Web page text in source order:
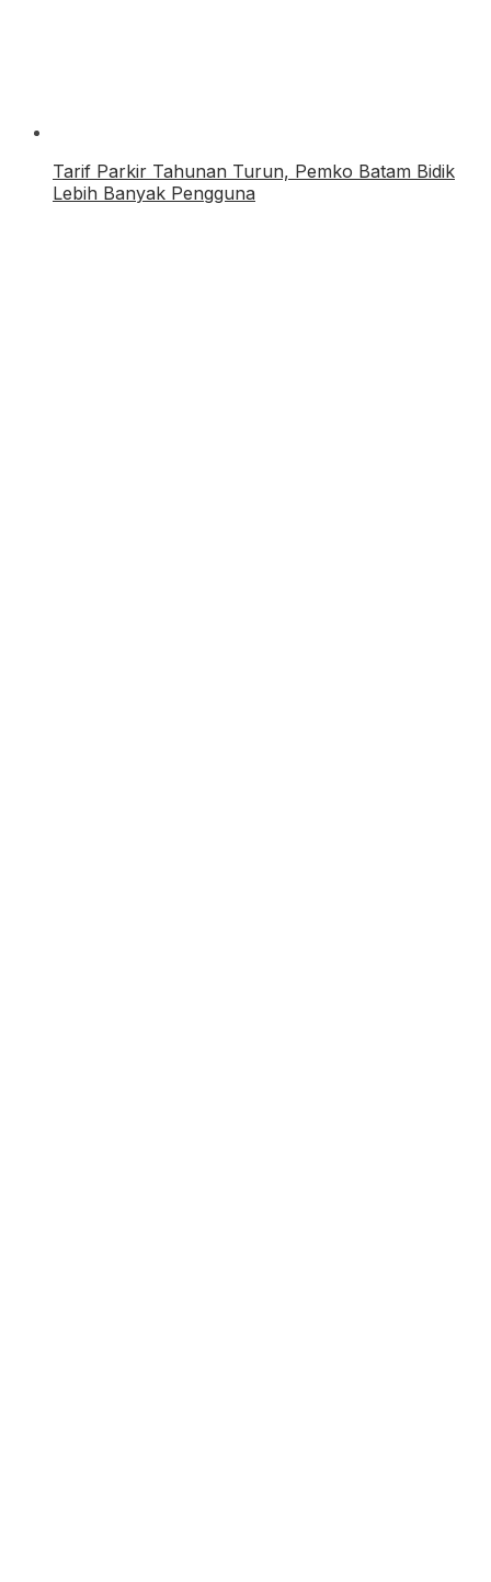
Tarif Parkir Tahunan Turun, Pemko Batam Bidik
Lebih Banyak Pengguna